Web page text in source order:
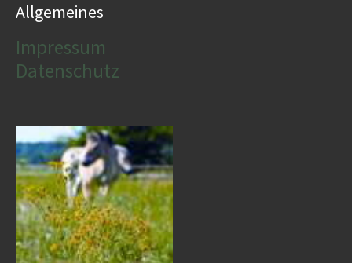
Allgemeines
Impressum
Datenschutz